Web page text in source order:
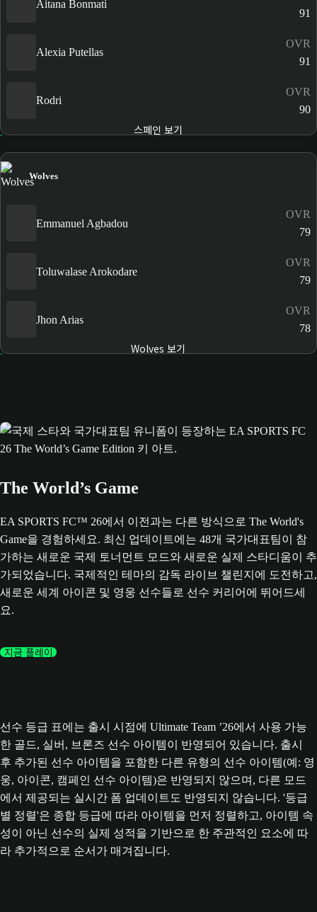
Aitana Bonmatí
91
Alexia Putellas
OVR
91
Rodri
OVR
90
스페인 보기
Wolves
Emmanuel Agbadou
OVR
79
Toluwalase Arokodare
OVR
79
Jhon Arias
OVR
78
Wolves 보기
The World’s Game
EA SPORTS FC™ 26에서 이전과는 다른 방식으로 The World's
Game을 경험하세요. 최신 업데이트에는 48개 국가대표팀이 참
가하는 새로운 국제 토너먼트 모드와 새로운 실제 스타디움이 추
가되었습니다. 국제적인 테마의 감독 라이브 챌린지에 도전하고,
새로운 세계 아이콘 및 영웅 선수들로 선수 커리어에 뛰어드세
요.
지금 플레이
선수 등급 표에는 출시 시점에 Ultimate Team ’26에서 사용 가능
한 골드, 실버, 브론즈 선수 아이템이 반영되어 있습니다. 출시
후 추가된 선수 아이템을 포함한 다른 유형의 선수 아이템(예: 영
웅, 아이콘, 캠페인 선수 아이템)은 반영되지 않으며, 다른 모드
에서 제공되는 실시간 폼 업데이트도 반영되지 않습니다. '등급
별 정렬'은 종합 등급에 따라 아이템을 먼저 정렬하고, 아이템 속
성이 아닌 선수의 실제 성적을 기반으로 한 주관적인 요소에 따
라 추가적으로 순서가 매겨집니다.